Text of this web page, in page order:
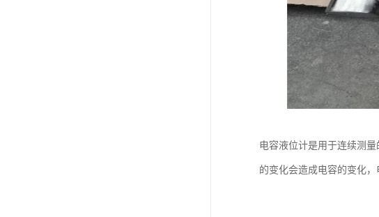
电容液位计是用于连续测
的变化会造成电容的变化